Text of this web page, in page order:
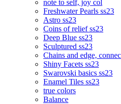
note to self, joy col
Freshwater Pearls ss23
Astro ss23
Coins of relief ss23
Deep Blue ss23
Sculptured ss23
Chains and edge,
Shiny Facets ss23
Swarovski basics ss23
Enamel Tiles ss23
true colors
Balance